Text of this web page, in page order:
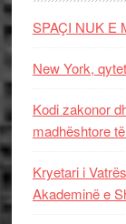
SPAÇI NUK E
New York,
Kodi zakonor
madhështore
Kryetari i
Akademinë e